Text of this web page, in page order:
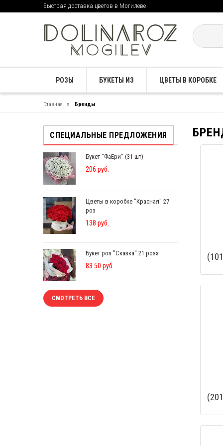
Быстрая доставка цветов в Могилеве
РОЗЫ БУКЕТЫ ИЗ ЦВЕТЫ В КОРОБКЕ
Главная » Бренды
СПЕЦИАЛЬНЫЕ ПРЕДЛОЖЕНИЯ
Букет "ФаЕри" (31 шт)
206 руб.
Цветы в коробке "Красная" 27
роз
138 руб.
Букет роз "Сказка" 21 роза
83.50 руб.
СМОТРЕТЬ ВСЕ